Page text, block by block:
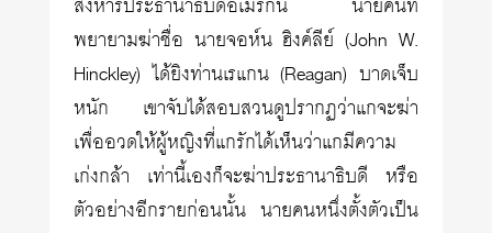
พยายามฆ่าชื่อ นายจอห์น ฮิงค์ลีย์ (John W.
Hinckley) ได้ยิงท่านเรแกน (Reagan) บาดเจ็บ
หนัก เขาจับได้สอบสวนดูปรากฏว่าแกจะฆ่า
เพื่ออวดให้ผู้หญิงที่แกรักได้เห็นว่าแกมีความ
เก่งกล้า เท่านี้เองก็จะฆ่าประธานาธิบดี หรือ
ตัวอย่างอีกรายก่อนนั้น นายคนหนึ่งตั้งตัวเป็น